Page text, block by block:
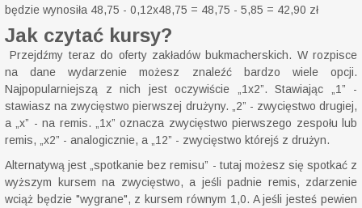
będzie wynosiła 48,75 - 0,12x48,75 = 48,75 - 5,85 = 42,90 zł
Jak czytać kursy?
Przejdźmy teraz do oferty zakładów bukmacherskich. W rozpisce
na dane wydarzenie możesz znaleźć bardzo wiele opcji.
Najpopularniejszą z nich jest oczywiście „1x2”. Stawiając „1” -
stawiasz na zwycięstwo pierwszej drużyny. „2” - zwycięstwo drugiej,
a „x” - na remis. „1x” oznacza zwycięstwo pierwszego zespołu lub
remis, „x2” - analogicznie, a „12” - zwycięstwo którejś z drużyn.
Alternatywą jest „spotkanie bez remisu” - tutaj możesz się spotkać z
wyższym kursem na zwycięstwo, a jeśli padnie remis, zdarzenie
wciąż będzie "wygrane", z kursem równym 1,0. A jeśli jesteś pewien